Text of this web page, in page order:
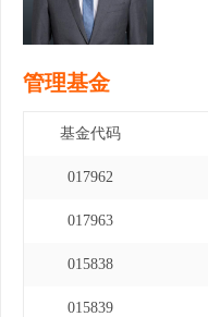
管理基金
基金代码
017962
017963
015838
015839